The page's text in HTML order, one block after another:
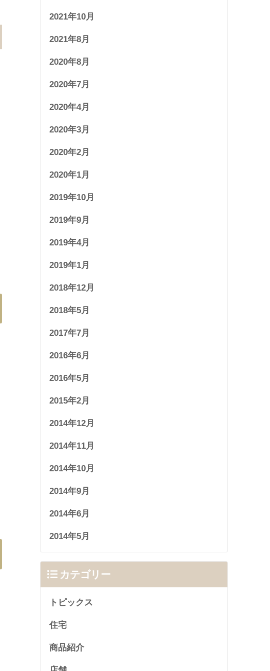
2021年10月
2021年8月
2020年8月
2020年7月
2020年4月
2020年3月
2020年2月
2020年1月
2019年10月
2019年9月
2019年4月
2019年1月
2018年12月
2018年5月
2017年7月
2016年6月
2016年5月
2015年2月
2014年12月
2014年11月
2014年10月
2014年9月
2014年6月
2014年5月
カテゴリー
トピックス
住宅
商品紹介